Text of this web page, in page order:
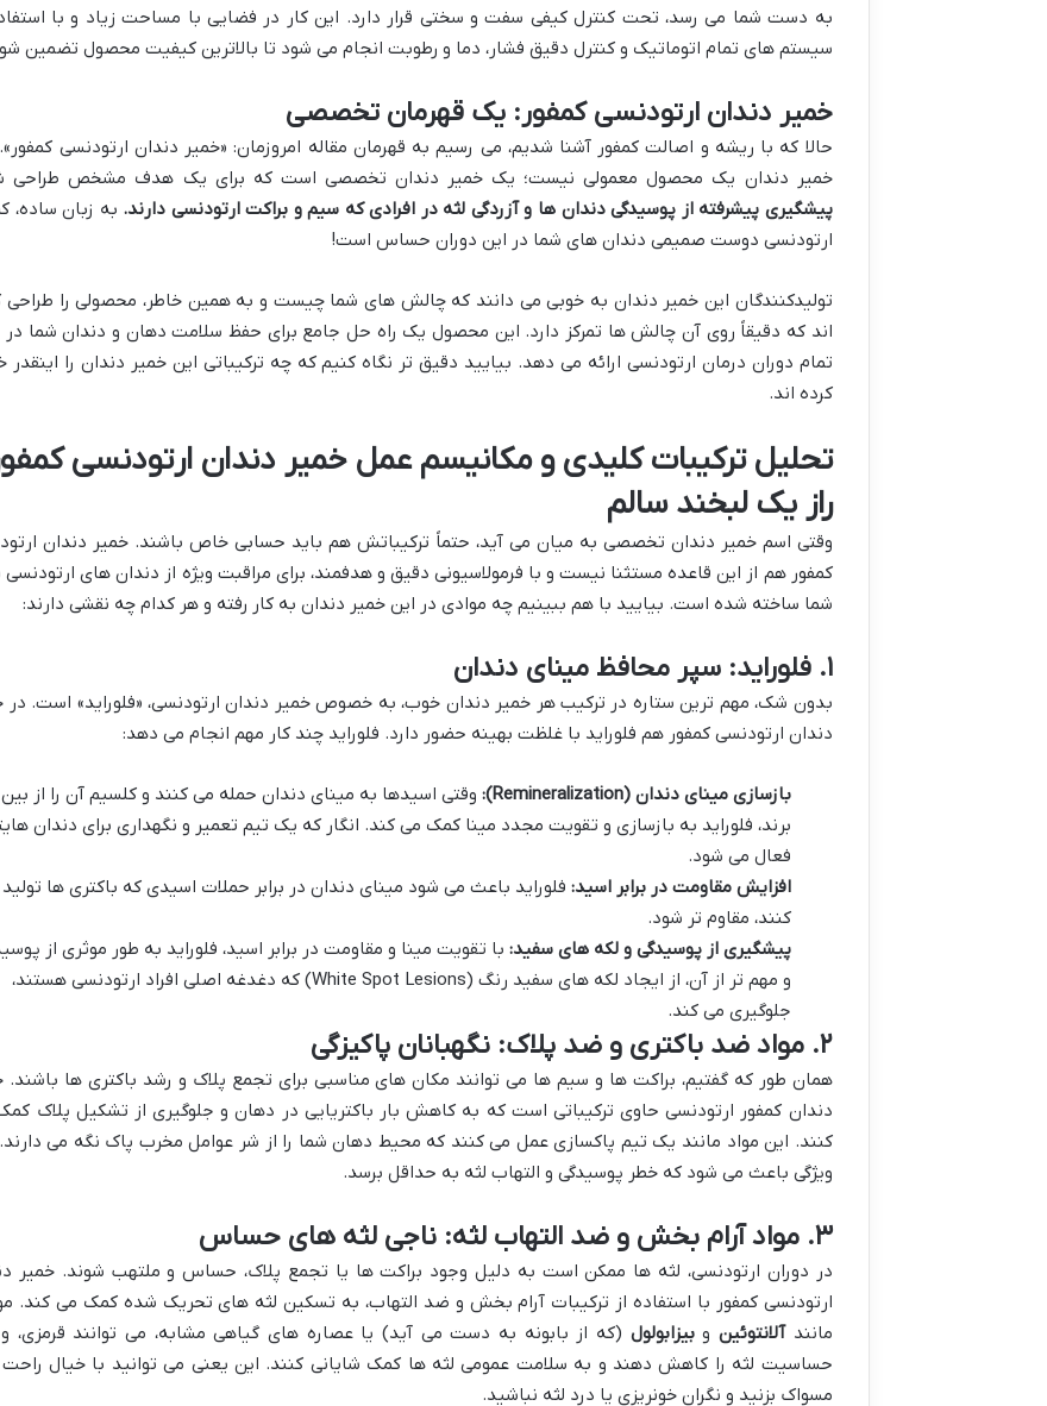
به دست شما می رسد، تحت کنترل کیفی سفت و سختی قرار دارد. این کار در فضایی با مساحت زیاد و با
سیستم های تمام اتوماتیک و کنترل دقیق فشار، دما و رطوبت انجام می شود تا بالاترین کیفیت محصول تضمین
خمیر دندان ارتودنسی کمفور: یک قهرمان تخصصی
حالا که با ریشه و اصالت کمفور آشنا شدیم، می رسیم به قهرمان مقاله امروزمان: «خمیر دندان ارتودنسی
خمیر دندان یک محصول معمولی نیست؛ یک خمیر دندان تخصصی است که برای یک هدف مشخص طراحی
پیشگیری پیشرفته از پوسیدگی دندان ها و آزردگی لثه در افرادی که سیم و براکت ارتودنسی دارند. به زبان ساده،
ارتودنسی دوست صمیمی دندان های شما در این دوران حساس است!
تولیدکنندگان این خمیر دندان به خوبی می دانند که چالش های شما چیست و به همین خاطر، محصولی را طراحی
اند که دقیقاً روی آن چالش ها تمرکز دارد. این محصول یک راه حل جامع برای حفظ سلامت دهان و دندان شما
تمام دوران درمان ارتودنسی ارائه می دهد. بیایید دقیق تر نگاه کنیم که چه ترکیباتی این خمیر دندان را
کرده اند.
تحلیل ترکیبات کلیدی و مکانیسم عمل خمیر دندان ارتودنسی
راز یک لبخند سالم
وقتی اسم خمیر دندان تخصصی به میان می آید، حتماً ترکیباتش هم باید حسابی خاص باشند. خمیر دندان
کمفور هم از این قاعده مستثنا نیست و با فرمولاسیونی دقیق و هدفمند، برای مراقبت ویژه از دندان های
شما ساخته شده است. بیایید با هم ببینیم چه موادی در این خمیر دندان به کار رفته و هر کدام چه نقشی دارند:
۱. فلوراید: سپر محافظ مینای دندان
بدون شک، مهم ترین ستاره در ترکیب هر خمیر دندان خوب، به خصوص خمیر دندان ارتودنسی، «فلوراید» است. در
دندان ارتودنسی کمفور هم فلوراید با غلظت بهینه حضور دارد. فلوراید چند کار مهم انجام می دهد:
بازسازی مینای دندان (Remineralization):
وقتی اسیدها به مینای دندان حمله می کنند و کلسیم آن را از
برند، فلوراید به بازسازی و تقویت مجدد مینا کمک می کند. انگار که یک تیم تعمیر و نگهداری برای دندان
فعال می شود.
افزایش مقاومت در برابر اسید: فلوراید باعث می شود مینای دندان در برابر حملات اسیدی که باکتری ها
کنند، مقاوم تر شود.
پیشگیری از پوسیدگی و لکه های سفید: با تقویت مینا و مقاومت در برابر اسید، فلوراید به طور موثری از
و مهم تر از آن، از ایجاد لکه های سفید رنگ (White Spot Lesions) که دغدغه اصلی افراد ارتودنسی هستند،
جلوگیری می کند.
۲. مواد ضد باکتری و ضد پلاک: نگهبانان پاکیزگی
همان طور که گفتیم، براکت ها و سیم ها می توانند مکان های مناسبی برای تجمع پلاک و رشد باکتری ها باشند.
دندان کمفور ارتودنسی حاوی ترکیباتی است که به کاهش بار باکتریایی در دهان و جلوگیری از تشکیل پلاک
کنند. این مواد مانند یک تیم پاکسازی عمل می کنند که محیط دهان شما را از شر عوامل مخرب پاک نگه می
ویژگی باعث می شود که خطر پوسیدگی و التهاب لثه به حداقل برسد.
۳. مواد آرام بخش و ضد التهاب لثه: ناجی لثه های حساس
در دوران ارتودنسی، لثه ها ممکن است به دلیل وجود براکت ها یا تجمع پلاک، حساس و ملتهب شوند. خمیر
ارتودنسی کمفور با استفاده از ترکیبات آرام بخش و ضد التهاب، به تسکین لثه های تحریک شده کمک می کند.
مانندآلانتوئین وبیزابولول (که از بابونه به دست می آید) یا عصاره های گیاهی مشابه، می توانند قرمزی،
حساسیت لثه را کاهش دهند و به سلامت عمومی لثه ها کمک شایانی کنند. این یعنی می توانید با خیال
مسواک بزنید و نگران خونریزی یا درد لثه نباشید.